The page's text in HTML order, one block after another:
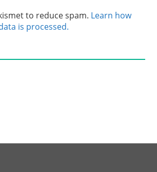
to reduce spam. Learn how
is processed.